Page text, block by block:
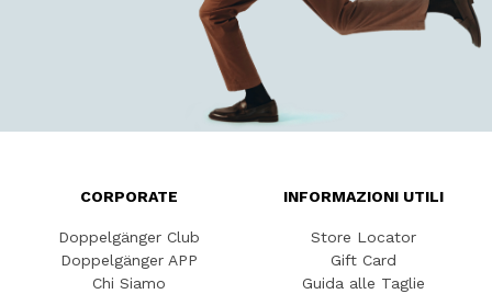
CORPORATE
Doppelgänger Club
Doppelgänger APP
Chi Siamo
INFORMAZIONI UTILI
Store Locator
Gift Card
Guida alle Taglie